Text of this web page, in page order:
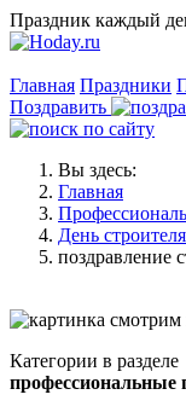
Праздник каждый
Главная Праздники
Поздравить
Вы здесь:
Главная
День
поздравление
Категории в разделе
профессиональные